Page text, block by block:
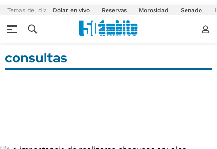
Temas del día Dólar en vivo Reservas Morosidad Senado
consultas